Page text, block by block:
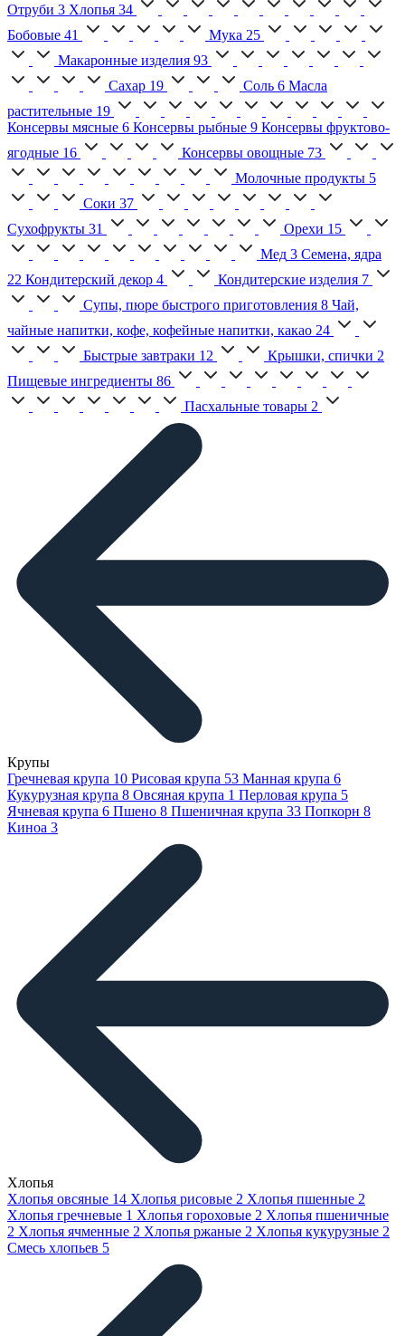
Отруби 3 Хлопья 34
Бобовые 41 Мука 25
Макаронные изделия 93
Сахар 19 Соль 6 Масла
растительные 19
Консервы мясные 6 Консервы рыбные 9 Консервы фруктово-
ягодные 16 Консервы овощные 73
Молочные продукты 5
Соки 37
Сухофрукты 31 Орехи 15
Мед 3 Семена, ядра
22 Кондитерский декор 4 Кондитерские изделия 7
Супы, пюре быстрого приготовления 8 Чай,
чайные напитки, кофе, кофейные напитки, какао 24
Быстрые завтраки 12 Крышки, спички 2
Пищевые ингредиенты 86
Пасхальные товары 2
Крупы
Гречневая крупа 10 Рисовая крупа 53 Манная крупа 6
Кукурузная крупа 8 Овсяная крупа 1 Перловая крупа 5
Ячневая крупа 6 Пшено 8 Пшеничная крупа 33 Попкорн 8
Киноа 3
Хлопья
Хлопья овсяные 14 Хлопья рисовые 2 Хлопья пшенные 2
Хлопья гречневые 1 Хлопья гороховые 2 Хлопья пшеничные
2 Хлопья ячменные 2 Хлопья ржаные 2 Хлопья кукурузные 2
Смесь хлопьев 5